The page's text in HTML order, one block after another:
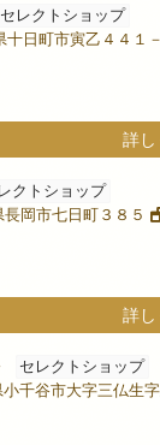
セレクトショップ
日町市寅乙４４１
詳し
クトショップ
岡市七日町３８５
詳し
セレクトショップ
千谷市大字三仏生